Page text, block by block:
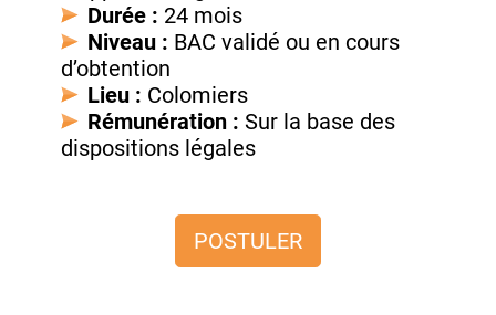
Durée : 24 mois
Niveau : BAC validé ou en cours
d’obtention
Lieu : Colomiers
Rémunération : Sur la base des
dispositions légales
POSTULER